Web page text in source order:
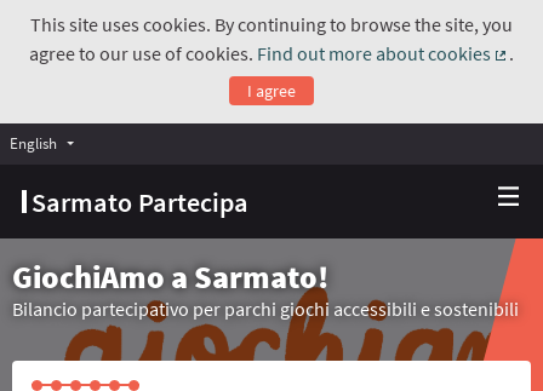
This site uses cookies. By continuing to browse the site, you
agree to our use of cookies. Find out more about cookies
.
I agree
Sarmato Partecipa
English Choose language
GiochiAmo a Sarmato!
Bilancio partecipativo per parchi giochi accessibili e sostenibili